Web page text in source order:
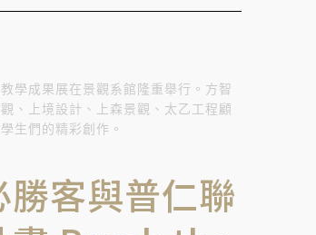
學成果展在景觀系館隆重舉行。方智
、上境設計、上森景觀、太乙工程顧
生們的精彩創作。
勝客與普仁聯